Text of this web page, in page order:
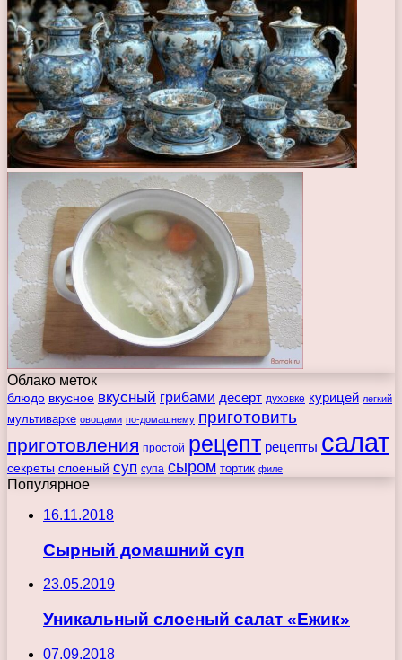
Облако меток
блюдо вкусное вкусный грибами десерт духовке курицей легкий
мультиварке овощами по-домашнему приготовить
приготовления простой рецепт рецепты салат
секреты слоеный суп супа сыром тортик филе
Популярное
16.11.2018
Сырный домашний суп
23.05.2019
Уникальный слоеный салат «Ежик»
07.09.2018